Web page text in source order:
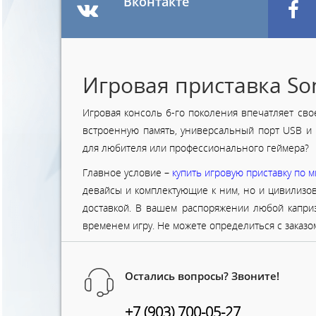
Игровая приставка
Игровая консоль 6-го поколения впечатляет
встроенную память, универсальный порт USB
для любителя или профессионального геймера?
Главное условие – купить игровую приставку по
девайсы и комплектующие к ним, но и
доставкой. В вашем распоряжении любой
временем игру. Не можете определиться с
Остались вопросы? Звоните!
+7 (903) 700-05-27